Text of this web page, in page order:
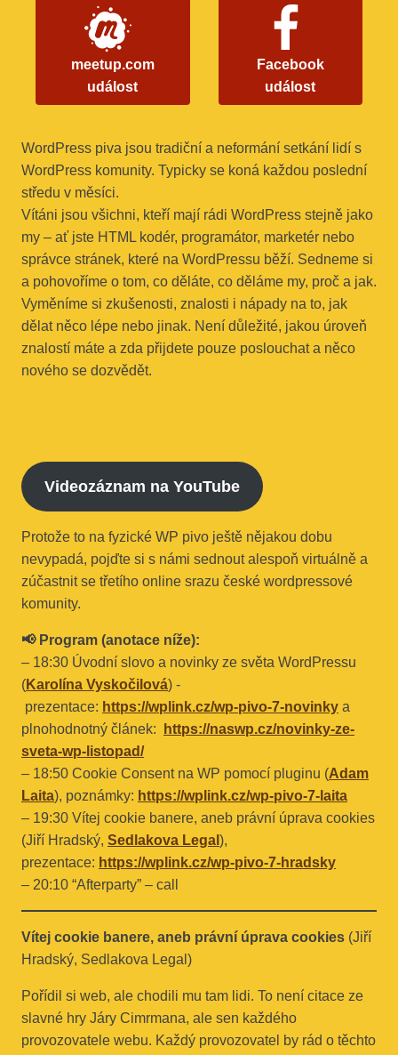
meetup.com
událost
Facebook
událost
WordPress piva jsou tradiční a neformání setkání lidí s
WordPress komunity. Typicky se koná každou poslední
středu v měsíci.
Vítáni jsou všichni, kteří mají rádi WordPress stejně jako
my – ať jste HTML kodér, programátor, marketér nebo
správce stránek, které na WordPressu běží. Sedneme si
a pohovoříme o tom, co děláte, co děláme my, proč a jak.
Vyměníme si zkušenosti, znalosti i nápady na to, jak
dělat něco lépe nebo jinak. Není důležité, jakou úroveň
znalostí máte a zda přijdete pouze poslouchat a něco
nového se dozvědět.
Videozáznam na YouTube
Protože to na fyzické WP pivo ještě nějakou dobu
nevypadá, pojďte si s námi sednout alespoň virtuálně a
zúčastnit se třetího online srazu české wordpressové
komunity.
📢 Program (anotace níže):
– 18:30 Úvodní slovo a novinky ze světa WordPressu
(Karolína Vyskočilová) -
prezentace: https://wplink.cz/wp-pivo-7-novinky a
plnohodnotný článek:
https://naswp.cz/novinky-ze-
sveta-wp-listopad/
– 18:50 Cookie Consent na WP pomocí pluginu (Adam
Laita), poznámky: https://wplink.cz/wp-pivo-7-laita
– 19:30 Vítej cookie banere, aneb právní úprava cookies
(Jiří Hradský, Sedlakova Legal ),
prezentace: https://wplink.cz/wp-pivo-7-hradsky
– 20:10 “Afterparty” – call
Vítej cookie banere, aneb právní úprava cookies (Jiří
Hradský, Sedlakova Legal)
Pořídil si web, ale chodili mu tam lidi. To není citace ze
slavné hry Járy Cimrmana, ale sen každého
provozovatele webu. Každý provozovatel by rád o těchto